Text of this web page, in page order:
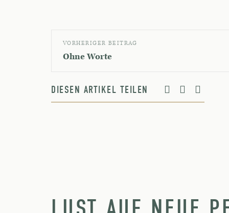
VORHERIGER BEITRAG
Ohne Worte
DIESEN ARTIKEL TEILEN